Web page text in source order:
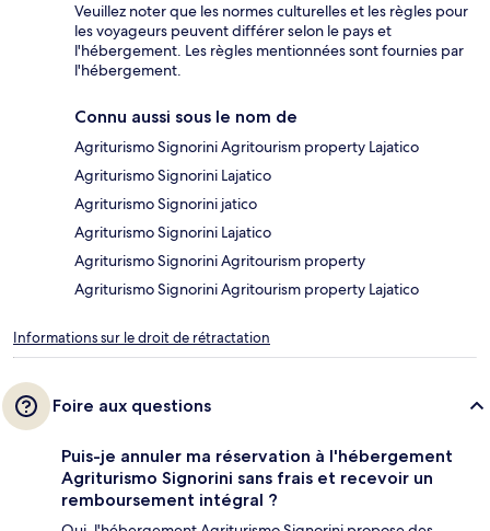
Veuillez noter que les normes culturelles et les règles pour
les voyageurs peuvent différer selon le pays et
l'hébergement. Les règles mentionnées sont fournies par
l'hébergement.
Connu aussi sous le nom de
Agriturismo Signorini Agritourism property Lajatico
Agriturismo Signorini Lajatico
Agriturismo Signorini jatico
Agriturismo Signorini Lajatico
Agriturismo Signorini Agritourism property
Agriturismo Signorini Agritourism property Lajatico
Informations sur le droit de rétractation
Foire aux questions
Puis-je annuler ma réservation à l'hébergement
Agriturismo Signorini sans frais et recevoir un
remboursement intégral ?